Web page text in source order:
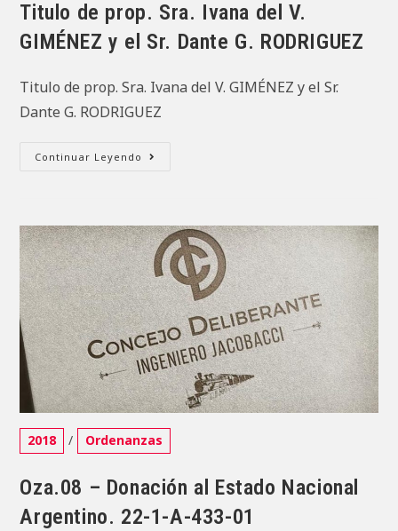
entrada:
Titulo de prop. Sra. Ivana del V.
GIMÉNEZ y el Sr. Dante G. RODRIGUEZ
Titulo de prop. Sra. Ivana del V. GIMÉNEZ y el Sr.
Dante G. RODRIGUEZ
Continuar Leyendo Titulo
V.
GIMÉNEZ
Y
El
Sr.
Dante
G.
RODRIGUEZ
Categoría
de
la
entrada:
2018 / Ordenanzas
Oza.08 – Donación al Estado Nacional
Argentino. 22-1-A-433-01